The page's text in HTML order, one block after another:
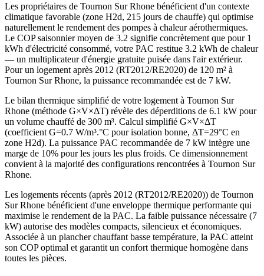
Les propriétaires de Tournon Sur Rhone bénéficient d'un contexte
climatique favorable (zone H2d, 215 jours de chauffe) qui optimise
naturellement le rendement des pompes à chaleur aérothermiques.
Le COP saisonnier moyen de 3.2 signifie concrètement que pour 1
kWh d'électricité consommé, votre PAC restitue 3.2 kWh de chaleur
— un multiplicateur d'énergie gratuite puisée dans l'air extérieur.
Pour un logement après 2012 (RT2012/RE2020) de 120 m² à
Tournon Sur Rhone, la puissance recommandée est de 7 kW.
Le bilan thermique simplifié de votre logement à Tournon Sur
Rhone (méthode G×V×ΔT) révèle des déperditions de 6.1 kW pour
un volume chauffé de 300 m³. Calcul simplifié G×V×ΔT
(coefficient G=0.7 W/m³.°C pour isolation bonne, ΔT=29°C en
zone H2d). La puissance PAC recommandée de 7 kW intègre une
marge de 10% pour les jours les plus froids. Ce dimensionnement
convient à la majorité des configurations rencontrées à Tournon Sur
Rhone.
Les logements récents (après 2012 (RT2012/RE2020)) de Tournon
Sur Rhone bénéficient d'une enveloppe thermique performante qui
maximise le rendement de la PAC. La faible puissance nécessaire (7
kW) autorise des modèles compacts, silencieux et économiques.
Associée à un plancher chauffant basse température, la PAC atteint
son COP optimal et garantit un confort thermique homogène dans
toutes les pièces.